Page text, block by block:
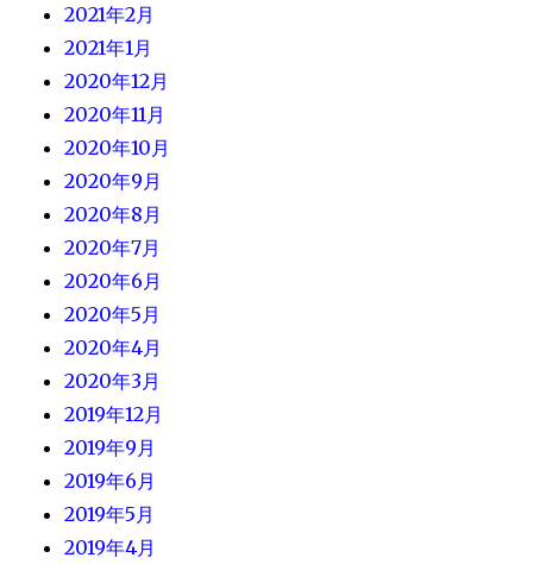
2021年2月
2021年1月
2020年12月
2020年11月
2020年10月
2020年9月
2020年8月
2020年7月
2020年6月
2020年5月
2020年4月
2020年3月
2019年12月
2019年9月
2019年6月
2019年5月
2019年4月